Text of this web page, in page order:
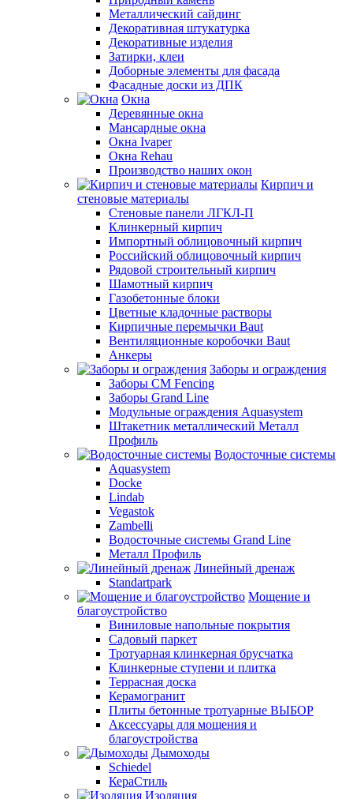
Металлический сайдинг
Декоративная штукатурка
Декоративные изделия
Затирки, клеи
Доборные элементы для фасада
Фасадные доски из ДПК
Окна
Деревянные окна
Мансардные окна
Окна Ivaper
Окна Rehau
Производство наших окон
Кирпич и
стеновые материалы
Стеновые панели ЛГКЛ-П
Клинкерный кирпич
Импортный облицовочный кирпич
Российский облицовочный кирпич
Рядовой строительный кирпич
Шамотный кирпич
Газобетонные блоки
Цветные кладочные растворы
Кирпичные перемычки Baut
Вентиляционные коробочки Baut
Анкеры
Заборы и ограждения
Заборы CM Fencing
Заборы Grand Line
Модульные ограждения Aquasystem
Штакетник металлический Металл
Профиль
Водосточные системы
Aquasystem
Docke
Lindab
Vegastok
Zambelli
Водосточные системы Grand Line
Металл Профиль
Линейный дренаж
Standartpark
Мощение и
благоустройство
Виниловые напольные покрытия
Садовый паркет
Тротуарная клинкерная брусчатка
Клинкерные ступени и плитка
Террасная доска
Керамогранит
Плиты бетонные тротуарные ВЫБОР
Аксессуары для мощения и
благоустройства
Дымоходы
Schiedel
КераСтиль
Изоляция